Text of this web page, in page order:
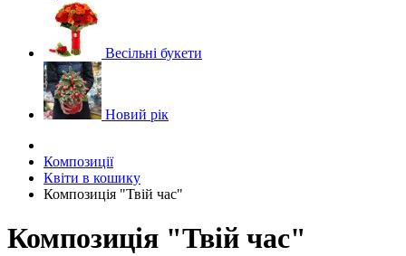
Весільні букети
Новий рік
Композиції
Квіти в кошику
Композиція "Твій час"
Композиція "Твій час"